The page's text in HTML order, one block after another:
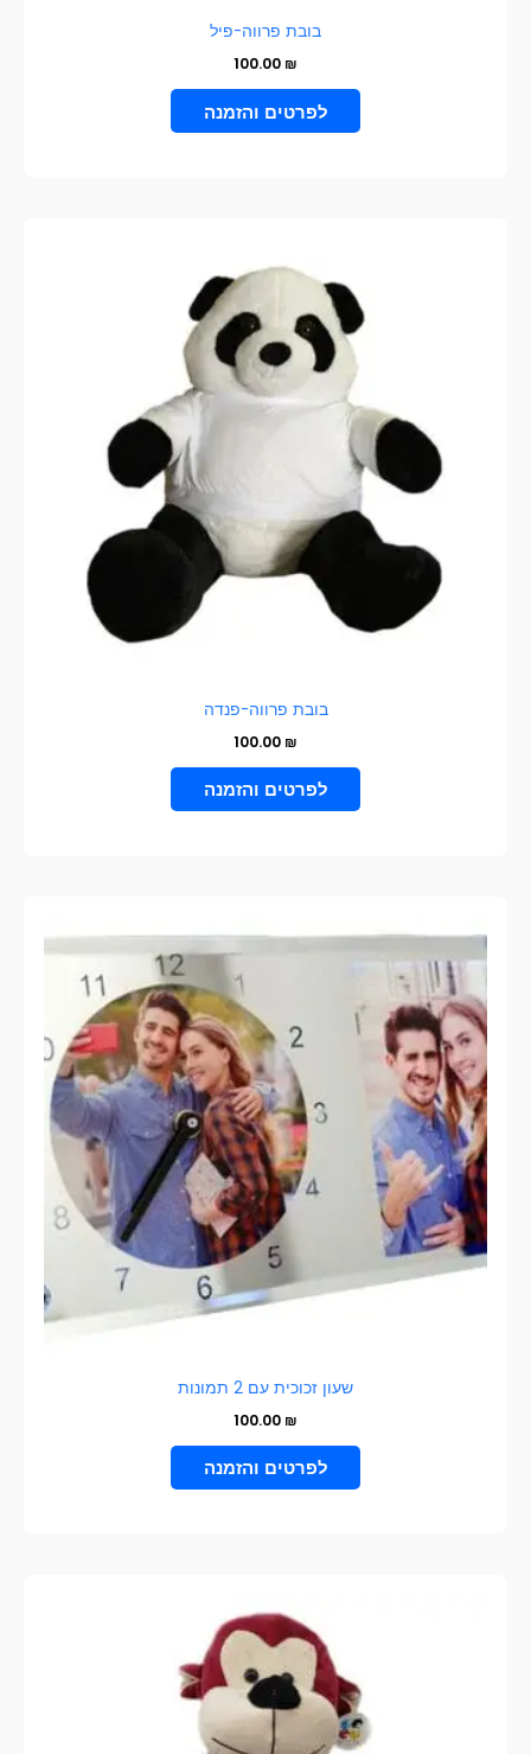
בובת פרווה-פיל
100.00 ₪
הוספה לסל
בובת פרווה-פנדה
100.00 ₪
הוספה לסל
שעון זכוכית עם 2 תמונות
100.00 ₪
הוספה לסל